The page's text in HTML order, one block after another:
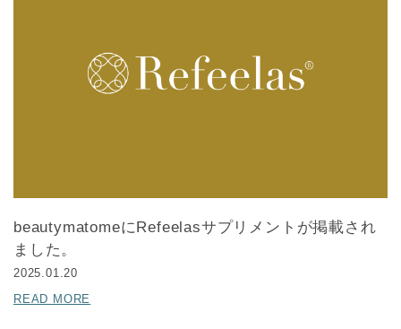
beautymatomeにRefeelasサプリメントが掲載され
ました。
2025.01.20
READ MORE